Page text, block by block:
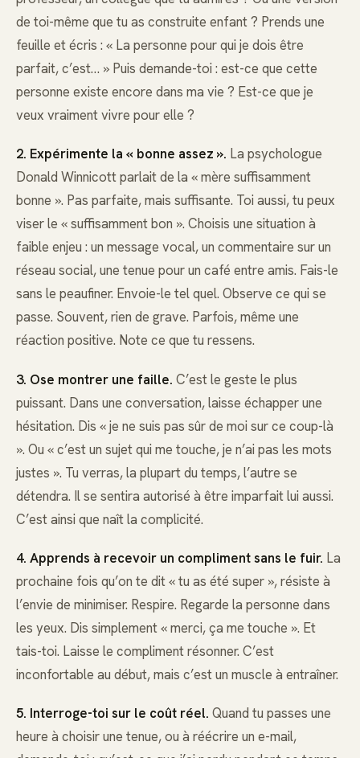
de toi-même que tu as construite enfant ? Prends une
feuille et écris : « La personne pour qui je dois être
parfait, c’est… » Puis demande-toi : est-ce que cette
personne existe encore dans ma vie ? Est-ce que je
veux vraiment vivre pour elle ?
2. Expérimente la « bonne assez ». La psychologue
Donald Winnicott parlait de la « mère suffisamment
bonne ». Pas parfaite, mais suffisante. Toi aussi, tu peux
viser le « suffisamment bon ». Choisis une situation à
faible enjeu : un message vocal, un commentaire sur un
réseau social, une tenue pour un café entre amis. Fais-le
sans le peaufiner. Envoie-le tel quel. Observe ce qui se
passe. Souvent, rien de grave. Parfois, même une
réaction positive. Note ce que tu ressens.
3. Ose montrer une faille. C’est le geste le plus
puissant. Dans une conversation, laisse échapper une
hésitation. Dis « je ne suis pas sûr de moi sur ce coup-là
». Ou « c’est un sujet qui me touche, je n’ai pas les mots
justes ». Tu verras, la plupart du temps, l’autre se
détendra. Il se sentira autorisé à être imparfait lui aussi.
C’est ainsi que naît la complicité.
4. Apprends à recevoir un compliment sans le fuir. La
prochaine fois qu’on te dit « tu as été super », résiste à
l’envie de minimiser. Respire. Regarde la personne dans
les yeux. Dis simplement « merci, ça me touche ». Et
tais-toi. Laisse le compliment résonner. C’est
inconfortable au début, mais c’est un muscle à entraîner.
5. Interroge-toi sur le coût réel. Quand tu passes une
heure à choisir une tenue, ou à réécrire un e-mail,